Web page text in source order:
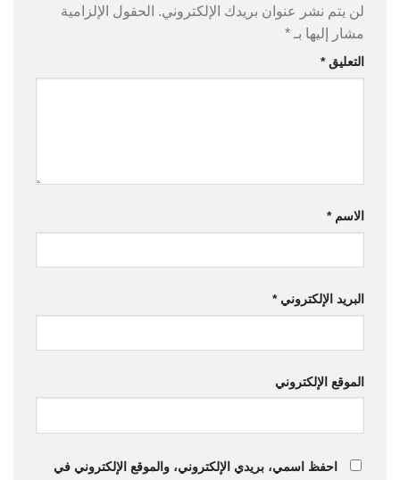
لن يتم نشر عنوان بريدك الإلكتروني. الحقول الإلزامية
مشار إليها بـ *
التعليق*
الاسم*
البريد الإلكتروني*
الموقع الإلكتروني
احفظ اسمي، بريدي الإلكتروني، والموقع الإلكتروني في